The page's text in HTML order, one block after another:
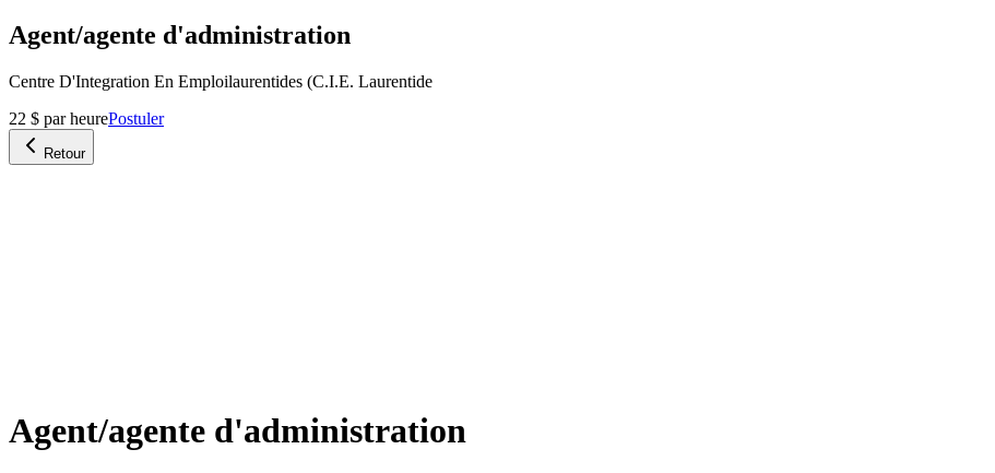
Agent/agente d'administration
Centre D'Integration En Emploilaurentides (C.I.E. Laurentide
22 $ par heurePostuler
Retour
Agent/agente d'administration